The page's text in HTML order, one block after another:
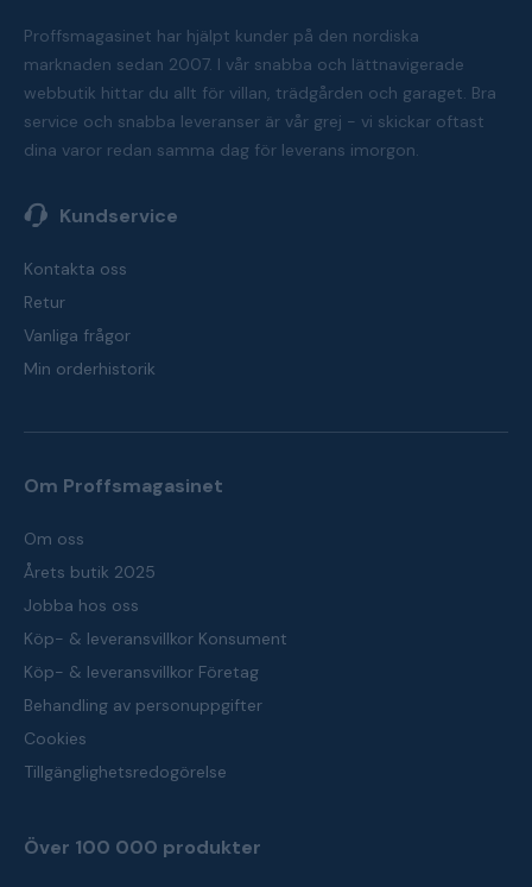
Proffsmagasinet har hjälpt kunder på den nordiska
marknaden sedan 2007. I vår snabba och lättnavigerade
webbutik hittar du allt för villan, trädgården och garaget. Bra
service och snabba leveranser är vår grej - vi skickar oftast
dina varor redan samma dag för leverans imorgon.
Kundservice
Kontakta oss
Retur
Vanliga frågor
Min orderhistorik
Om Proffsmagasinet
Om oss
Årets butik 2025
Jobba hos oss
Köp- & leveransvillkor Konsument
Köp- & leveransvillkor Företag
Behandling av personuppgifter
Cookies
Tillgänglighetsredogörelse
Över 100 000 produkter